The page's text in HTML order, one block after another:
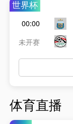
世界杯
00:00
未开赛
体育直播